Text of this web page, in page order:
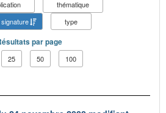
thématique
type
par page
25 50 100